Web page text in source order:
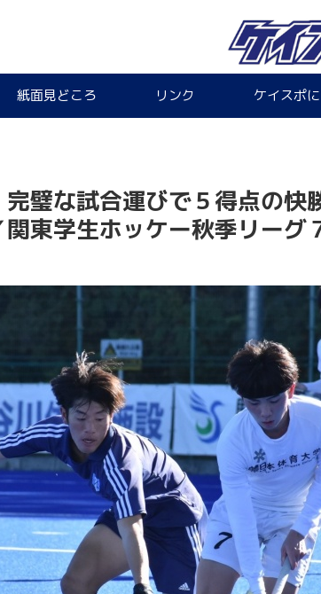
紙面見どころ リンク ケイスポ
完璧な試合運びで５得点の
東学生ホッケー秋季リーグ